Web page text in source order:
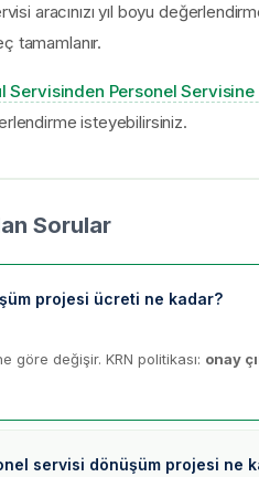
aracınızı yıl boyu
tamamlanır.
Servisinden Personel Servisine
isteyebilirsiniz.
Sorular
projesi ücreti ne kadar?
göre değişir. KRN politikası: onay
servisi dönüşüm projesi ne